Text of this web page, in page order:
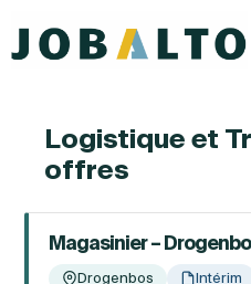
Logistique et
offres
Magasinier –
Drogenbos
Intérim